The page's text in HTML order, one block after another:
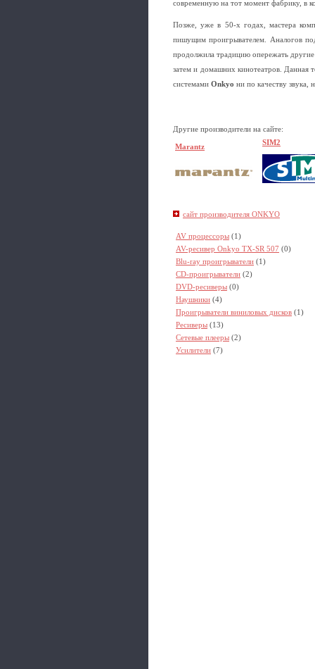
современную на тот момент фабрику, в
Позже, уже в 50-х годах, мастера
пишущим проигрывателем. Аналогов
продолжила традицию опережать другие
затем и домашних кинотеатров. Данная
системами Onkyo ни по качеству звука,
Другие производители на сайте:
Marantz
SIM2
сайт производителя ONKYO
AV процессоры (1)
AV-ресивер Onkyo TX-SR 507 (0)
Blu-ray проигрыватели (1)
CD-проигрыватели (2)
DVD-ресиверы (0)
Наушники (4)
Проигрыватели виниловых дисков (1)
Ресиверы (13)
Сетевые плееры (2)
Усилители (7)